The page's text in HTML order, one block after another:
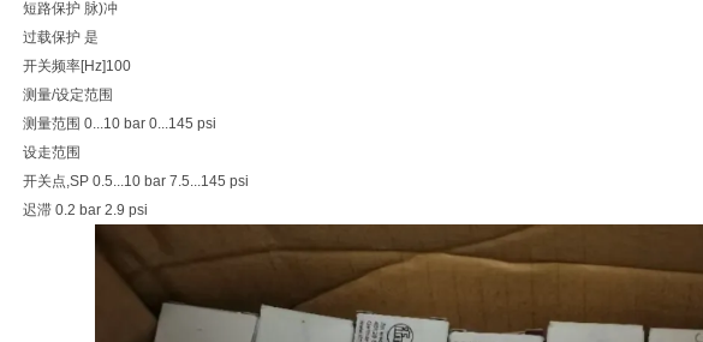
短路保护 脉)冲
过载保护 是
开关频率[Hz]100
测量/设定范围
测量范围 0...10 bar 0...145 psi
设走范围
开关点,SP 0.5...10 bar 7.5...145 psi
迟滞 0.2 bar 2.9 psi